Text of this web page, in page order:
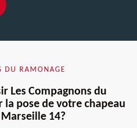
DU RAMONAGE
Les Compagnons du
la pose de votre chapeau
14?